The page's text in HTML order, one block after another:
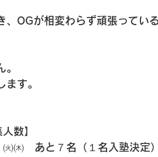
、OGが相変わらず頑張ってい
ます。
数】
㈭　あと７名（１名入塾決定）